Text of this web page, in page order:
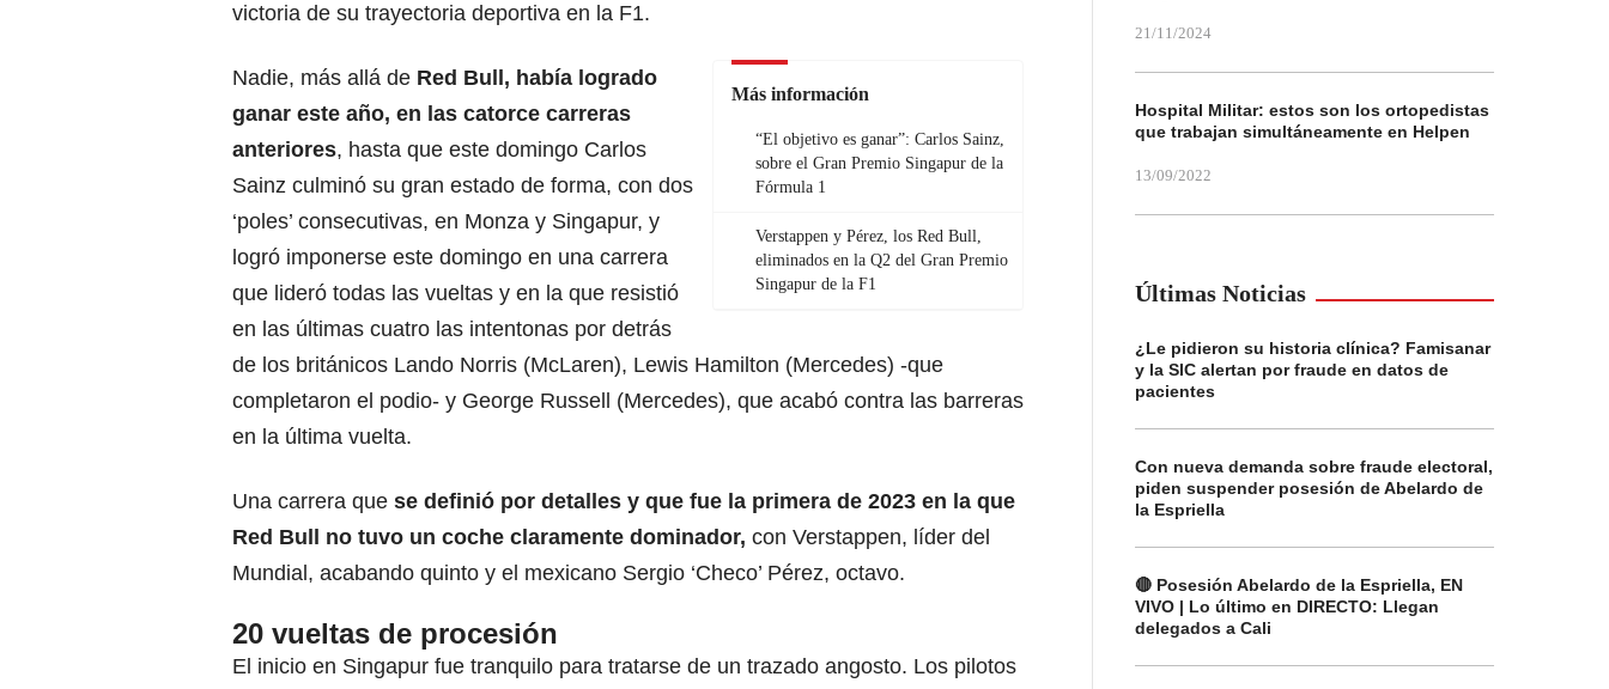
victoria de su trayectoria deportiva en la F1.
Más información
“El objetivo es ganar”: Carlos Sainz,
sobre el Gran Premio Singapur de la
Fórmula 1
Verstappen y Pérez, los Red Bull,
eliminados en la Q2 del Gran Premio
Singapur de la F1
Nadie, más allá de Red Bull, había logrado
ganar este año, en las catorce carreras
anteriores, hasta que este domingo Carlos
Sainz culminó su gran estado de forma, con dos
‘poles’ consecutivas, en Monza y Singapur, y
logró imponerse este domingo en una carrera
que lideró todas las vueltas y en la que resistió
en las últimas cuatro las intentonas por detrás
de los británicos Lando Norris (McLaren), Lewis Hamilton (Mercedes) -que
completaron el podio- y George Russell (Mercedes), que acabó contra las barreras
en la última vuelta.
Una carrera que se definió por detalles y que fue la primera de 2023 en la que
Red Bull no tuvo un coche claramente dominador, con Verstappen, líder del
Mundial, acabando quinto y el mexicano Sergio ‘Checo’ Pérez, octavo.
20 vueltas de procesión
El inicio en Singapur fue tranquilo para tratarse de un trazado angosto. Los pilotos
21/11/2024
Hospital Militar: estos son los ortopedistas
que trabajan simultáneamente en Helpen
13/09/2022
Últimas Noticias
¿Le pidieron su historia clínica? Famisanar
y la SIC alertan por fraude en datos de
pacientes
Con nueva demanda sobre fraude electoral,
piden suspender posesión de Abelardo de
la Espriella
🔴 Posesión Abelardo de la Espriella, EN
VIVO | Lo último en DIRECTO: Llegan
delegados a Cali